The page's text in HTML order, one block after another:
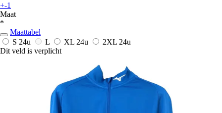
+-1
Maat
*
Maattabel
S 24u L XL 24u 2XL 24u
Dit veld is verplicht